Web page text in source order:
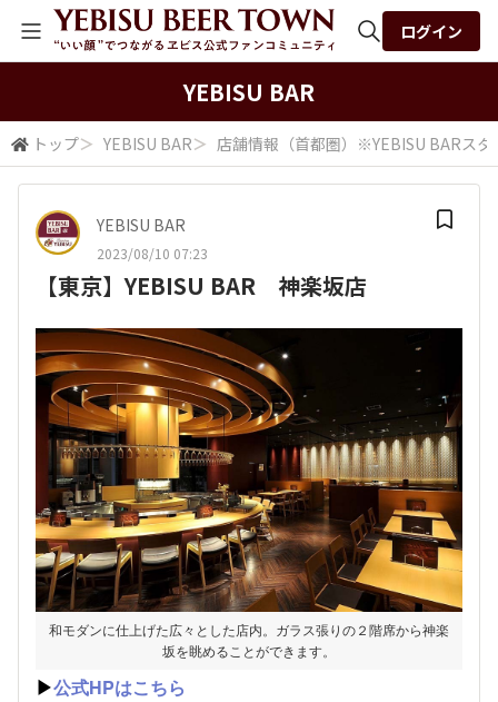
検索
ログイン
YEBISU BAR
トップ＞ YEBISU BAR＞ 店舗情報（首都圏）※YEBISU BARスタ
YEBISU BAR
2023/08/10 07:23
【東京】YEBISU BAR 神楽坂店
和モダンに仕上げた広々とした店内。ガラス張りの２階席から神楽
坂を眺めることができます。
▶公式HPはこちら